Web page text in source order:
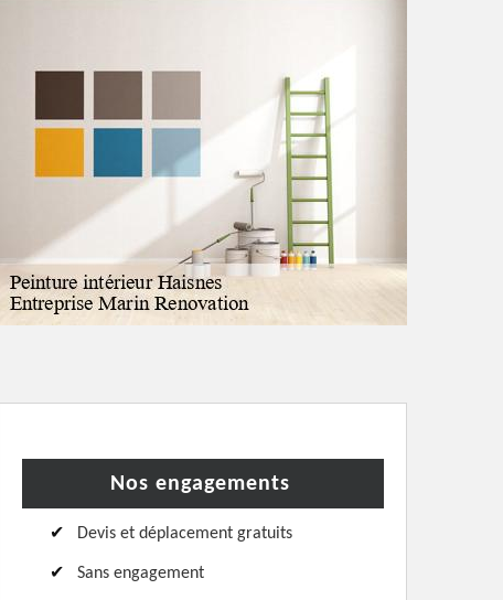
Nos engagements
Devis et déplacement gratuits
Sans engagement